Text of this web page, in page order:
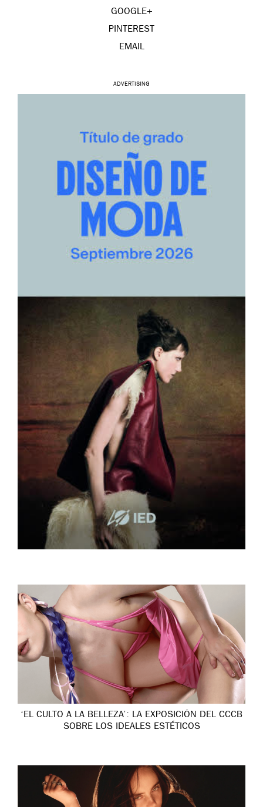
GOOGLE+
PINTEREST
EMAIL
ADVERTISING
‘EL CULTO A LA BELLEZA’: LA EXPOSICIÓN DEL CCCB
SOBRE LOS IDEALES ESTÉTICOS